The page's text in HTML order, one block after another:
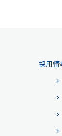
採用情